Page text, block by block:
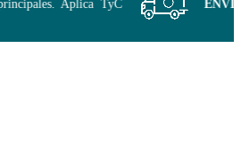
Aplica TyC ENVÍO